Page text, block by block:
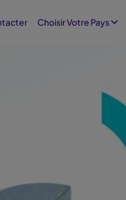
Choisir Votre Pays